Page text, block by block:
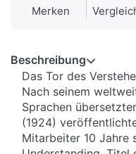
Merken
Beschreibung
Das Tor des
Nach seinem
Sprachen
(1924)
Mitarbeiter 10 Jahre